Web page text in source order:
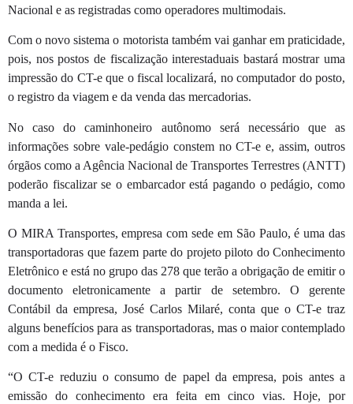
Nacional e as registradas como operadores multimodais.
Com o novo sistema o motorista também vai ganhar em praticidade,
pois, nos postos de fiscalização interestaduais bastará mostrar uma
impressão do CT-e que o fiscal localizará, no computador do posto,
o registro da viagem e da venda das mercadorias.
No caso do caminhoneiro autônomo será necessário que as
informações sobre vale-pedágio constem no CT-e e, assim, outros
órgãos como a Agência Nacional de Transportes Terrestres (ANTT)
poderão fiscalizar se o embarcador está pagando o pedágio, como
manda a lei.
O MIRA Transportes, empresa com sede em São Paulo, é uma das
transportadoras que fazem parte do projeto piloto do Conhecimento
Eletrônico e está no grupo das 278 que terão a obrigação de emitir o
documento eletronicamente a partir de setembro. O gerente
Contábil da empresa, José Carlos Milaré, conta que o CT-e traz
alguns benefícios para as transportadoras, mas o maior contemplado
com a medida é o Fisco.
“O CT-e reduziu o consumo de papel da empresa, pois antes a
emissão do conhecimento era feita em cinco vias. Hoje, por